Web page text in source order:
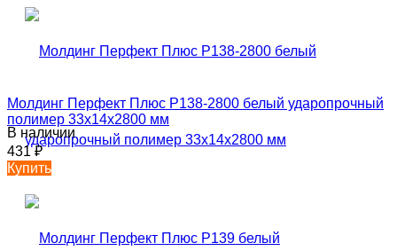
Молдинг Перфект Плюс P138-2800 белый ударопрочный
полимер 33х14х2800 мм
В наличии
431₽
Купить